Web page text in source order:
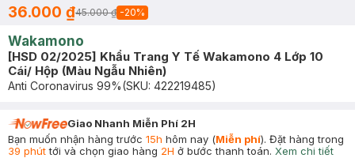
36.000 ₫45.000 ₫ -20%
Wakamono
[HSD 02/2025] Khẩu Trang Y Tế Wakamono 4 Lớp 10
Cái/ Hộp (Màu Ngẫu Nhiên)
Anti Coronavirus 99%(SKU: 422219485)
Giao Nhanh Miễn Phí 2H
Bạn muốn nhận hàng trước 15h hôm nay (Miễn phí). Đặt hàng trong
39 phúttới và chọn giao hàng 2H ở bước thanh toán. Xem chi tiết